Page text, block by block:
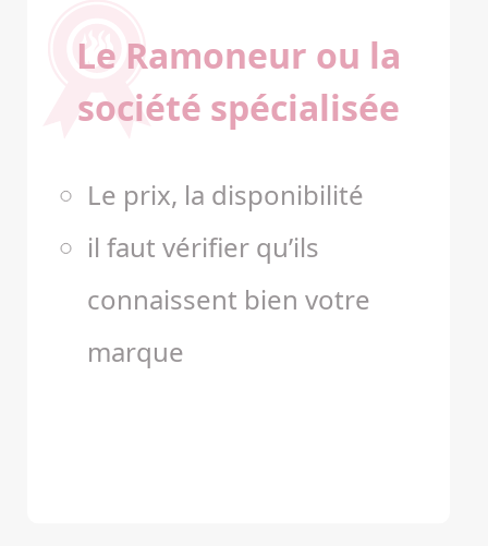
Le Ramoneur ou la
société spécialisée
Le prix, la disponibilité
il faut vérifier qu’ils
connaissent bien votre
marque